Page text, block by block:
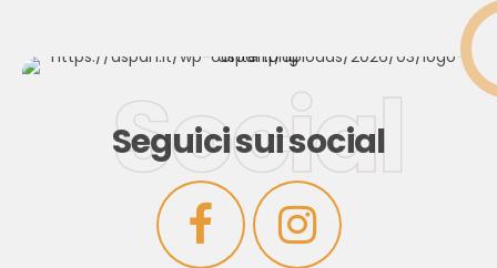
Seguici sui social
Social